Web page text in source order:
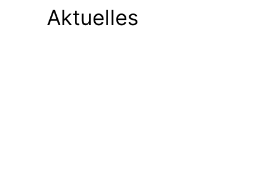
Aktuelles